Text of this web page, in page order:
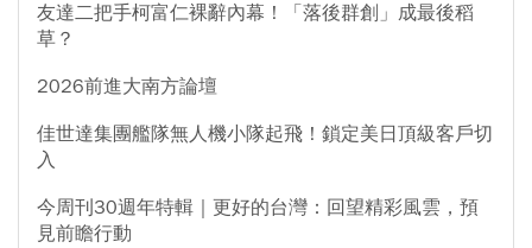
友達二把手柯富仁裸辭內幕！「落後群創」成最後稻
草？
2026前進大南方論壇
佳世達集團艦隊無人機小隊起飛！鎖定美日頂級客戶切
入
今周刊30週年特輯｜更好的台灣：回望精彩風雲，預
見前瞻行動